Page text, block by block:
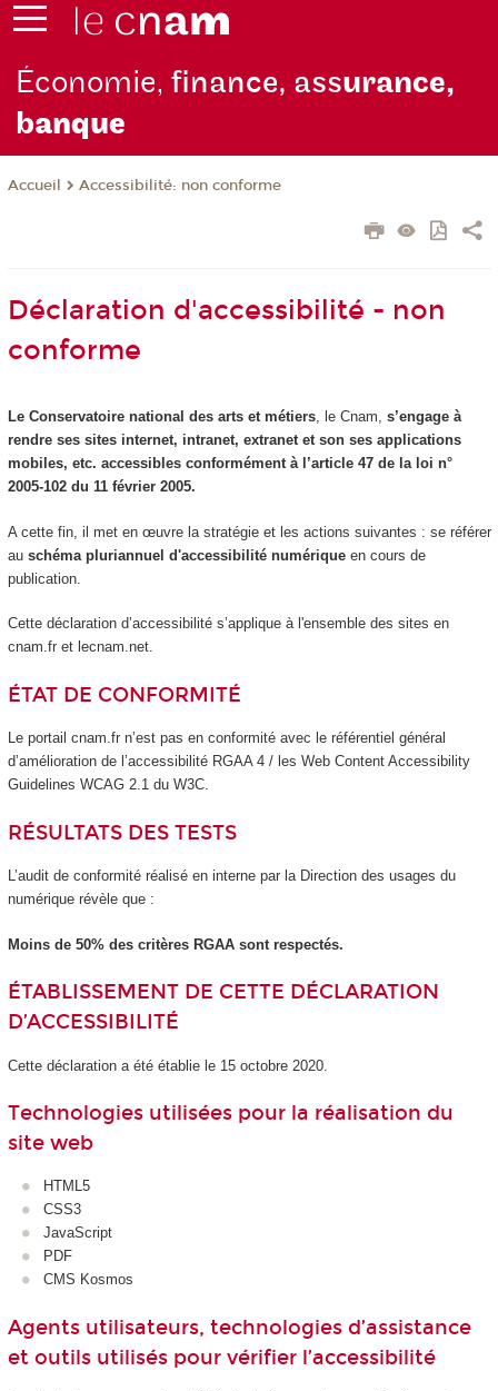
Économie,finance, assurance,
banque
Accueil Accessibilité: non conforme
Déclaration d'accessibilité - non
conforme
Le Conservatoire national des arts et métiers, le Cnam, s’engage à
rendre ses sites internet, intranet, extranet et son ses applications
mobiles, etc. accessibles conformément à l’article 47 de la loi n°
2005-102 du 11 février 2005.
A cette fin, il met en œuvre la stratégie et les actions suivantes : se référer
au schéma pluriannuel d'accessibilité numériqueen cours de
publication.
Cette déclaration d’accessibilité s’applique à l'ensemble des sites en
cnam.fr et lecnam.net.
ÉTAT DE CONFORMITÉ
Le portail cnam.fr n’est pas en conformité avec le référentiel général
d’amélioration de l’accessibilité RGAA 4 / les Web Content Accessibility
Guidelines WCAG 2.1 du W3C.
RÉSULTATS DES TESTS
L’audit de conformité réalisé en interne par la Direction des usages du
numérique révèle que :
Moins de 50% des critères RGAA sont respectés.
ÉTABLISSEMENT DE CETTE DÉCLARATION
D’ACCESSIBILITÉ
Cette déclaration a été établie le 15 octobre 2020.
Technologies utilisées pour la réalisation du
site web
HTML5
CSS3
JavaScript
PDF
CMS Kosmos
Agents utilisateurs, technologies d’assistance
et outils utilisés pour vérifier l’accessibilité